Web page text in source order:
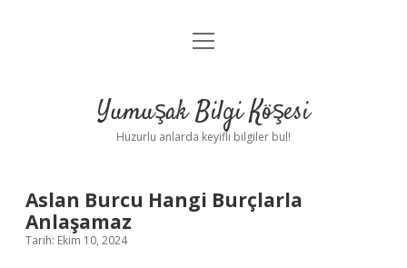
Anasayfa
Yasal Uyarı
menüyü
Yumuşak Bilgi Köşesi
Huzurlu anlarda keyifli bilgiler bul!
Aslan Burcu Hangi Burçlarla
Anlaşamaz
Tarih: Ekim 10, 2024